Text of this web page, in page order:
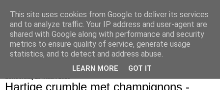
bijna net zo lekker als thuis
Hartige crumble met champignons -
This site uses cookies from Google to deliver its services
and to analyze traffic. Your IP address and user-agent are
shared with Google along with performance and security
metrics to ensure quality of service, generate usage
statistics, and to detect and address abuse.
LEARN MORE GOT IT